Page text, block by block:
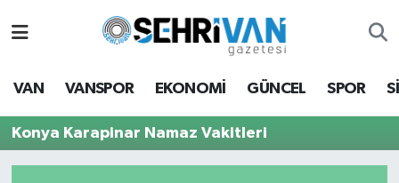
VAN VANSPOR EKONOMİ GÜNCEL SPOR
Konya Karapinar Namaz Vakitleri
Van Hava Durumu